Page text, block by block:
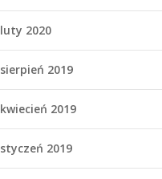
luty 2020
sierpień 2019
kwiecień 2019
styczeń 2019